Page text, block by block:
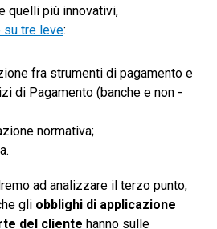
quelli più innovativi,
su tre leve:
fra strumenti di pagamento e
di Pagamento (banche e non -
normativa;
ad analizzare il terzo punto,
gli obblighi di applicazione
del cliente hanno sulle